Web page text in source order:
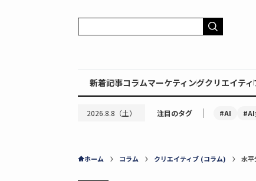
新着記事コラムマーケティングクリエイティ
2026.8.8（土） 注目のタグ ｜ #AI
ホーム コラム クリエイティブ (コラム) 水平